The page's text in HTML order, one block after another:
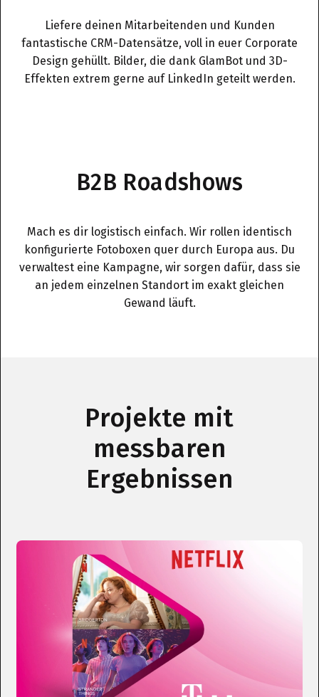
Liefere deinen Mitarbeitenden und Kunden
fantastische CRM-Datensätze, voll in euer Corporate
Design gehüllt. Bilder, die dank GlamBot und 3D-
Effekten extrem gerne auf LinkedIn geteilt werden.
B2B Roadshows
Mach es dir logistisch einfach. Wir rollen identisch
konfigurierte Fotoboxen quer durch Europa aus. Du
verwaltest eine Kampagne, wir sorgen dafür, dass sie
an jedem einzelnen Standort im exakt gleichen
Gewand läuft.
Projekte mit
messbaren
Ergebnissen